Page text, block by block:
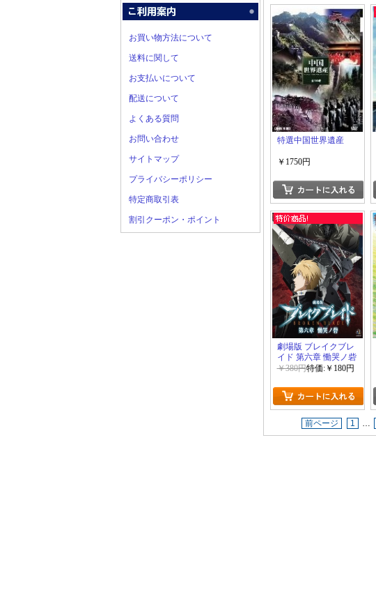
お買い物方法について
送料に関して
お支払いについて
配送について
よくある質問
お問い合わせ
サイトマップ
プライバシーポリシー
特定商取引表
割引クーポン・ポイント
特選中国世界遺産
￥1750円
劇場版 ブレイクブレ
イド 第六章 慟哭ノ砦
￥380円特価:￥180円
前ページ 1 …